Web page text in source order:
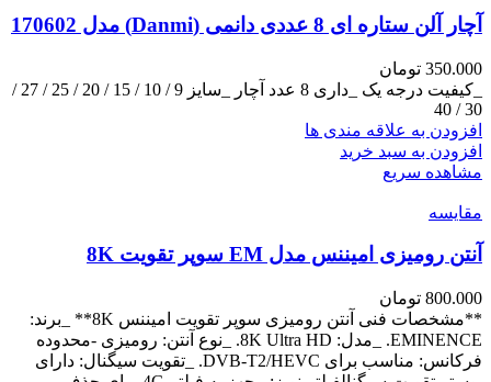
آچار آلن ستاره‌ ای 8 عددی دانمی (Danmi) مدل 170602
350.000 تومان
_کیفیت درجه یک _داری 8 عدد آچار _سایز 9 / 10 / 15 / 20 / 25 / 27 /
30 / 40
افزودن به علاقه مندی ها
افزودن به سبد خرید
مشاهده سریع
مقایسه
آنتن رومیزی امیننس مدل EM سوپر تقویت 8K
800.000 تومان
**مشخصات فنی آنتن رومیزی سوپر تقویت امیننس 8K** _برند:
EMINENCE. _مدل: 8K Ultra HD. _نوع آنتن: رومیزی -محدوده
فرکانس: مناسب برای DVB-T2/HEVC. _تقویت سیگنال: دارای